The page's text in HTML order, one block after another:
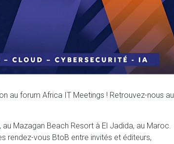
au forum Africa IT Meetings ! Retrouvez-nous au
, au Mazagan Beach Resort à El Jadida, au Maroc.
vous BtoB entre invités et éditeurs,